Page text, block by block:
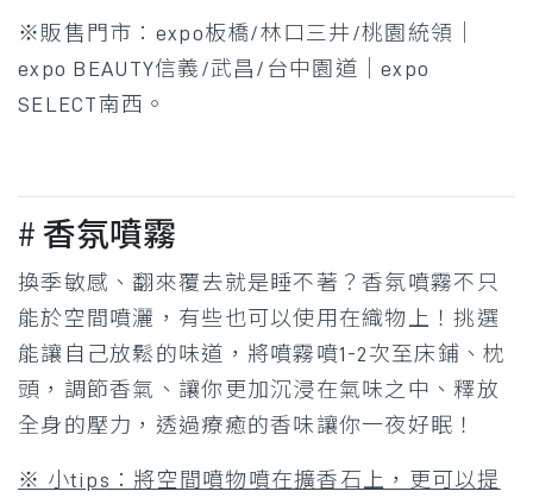
※販售門市：expo板橋/林口三井/桃園統領｜
expo BEAUTY信義/武昌/台中園道｜expo
SELECT南西。
# 香氛噴霧
換季敏感、翻來覆去就是睡不著？香氛噴霧不只
能於空間噴灑，有些也可以使用在織物上！挑選
能讓自己放鬆的味道，將噴霧噴1-2次至床鋪、枕
頭，調節香氣、讓你更加沉浸在氣味之中、釋放
全身的壓力，透過療癒的香味讓你一夜好眠！
※ 小tips：將空間噴物噴在擴香石上，更可以提